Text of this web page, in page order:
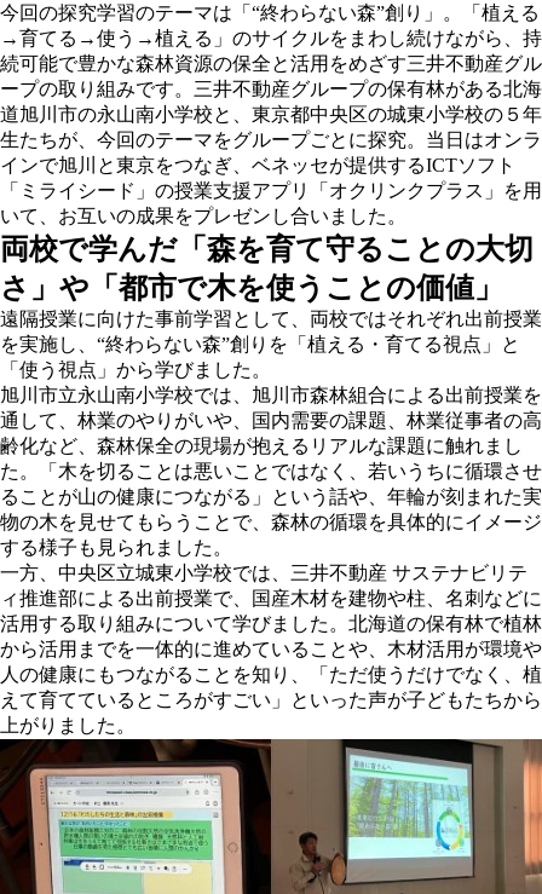
今回の探究学習のテーマは「“終わらない森”創り」。「植える
→育てる→使う→植える」のサイクルをまわし続けながら、持
続可能で豊かな森林資源の保全と活用をめざす三井不動産グル
ープの取り組みです。三井不動産グループの保有林がある北海
道旭川市の永山南小学校と、東京都中央区の城東小学校の５年
生たちが、今回のテーマをグループごとに探究。当日はオンラ
インで旭川と東京をつなぎ、ベネッセが提供するICTソフト
「ミライシード」の授業支援アプリ「オクリンクプラス」を用
いて、お互いの成果をプレゼンし合いました。
両校で学んだ「森を育て守ることの大切
さ」や「都市で木を使うことの価値」
遠隔授業に向けた事前学習として、両校ではそれぞれ出前授業
を実施し、“終わらない森”創りを「植える・育てる視点」と
「使う視点」から学びました。
旭川市立永山南小学校では、旭川市森林組合による出前授業を
通して、林業のやりがいや、国内需要の課題、林業従事者の高
齢化など、森林保全の現場が抱えるリアルな課題に触れまし
た。「木を切ることは悪いことではなく、若いうちに循環させ
ることが山の健康につながる」という話や、年輪が刻まれた実
物の木を見せてもらうことで、森林の循環を具体的にイメージ
する様子も見られました。
一方、中央区立城東小学校では、三井不動産 サステナビリテ
ィ推進部による出前授業で、国産木材を建物や柱、名刺などに
活用する取り組みについて学びました。北海道の保有林で植林
から活用までを一体的に進めていることや、木材活用が環境や
人の健康にもつながることを知り、「ただ使うだけでなく、植
えて育てているところがすごい」といった声が子どもたちから
上がりました。